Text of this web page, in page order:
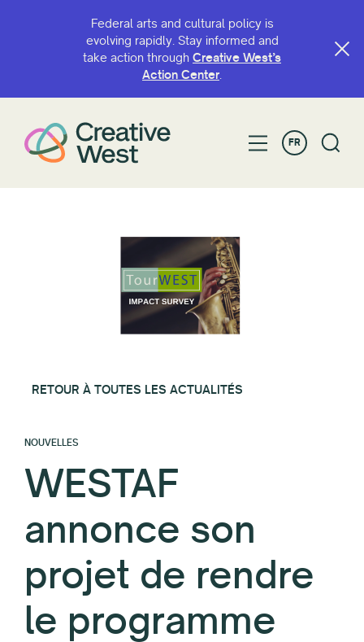
Federal arts and cultural policy is
evolving rapidly. Stay informed and
take action through Creative West’s
Action Center.
FR
RETOUR À TOUTES LES ACTUALITÉS
NOUVELLES
WESTAF
annonce son
projet de rendre
le programme